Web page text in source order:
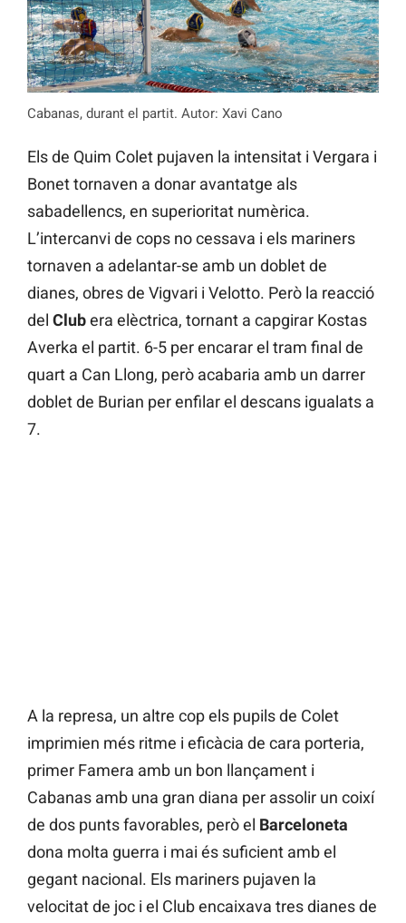
Cabanas, durant el partit. Autor: Xavi Cano
Els de Quim Colet pujaven la intensitat i Vergara i
Bonet tornaven a donar avantatge als
sabadellencs, en superioritat numèrica.
L’intercanvi de cops no cessava i els mariners
tornaven a adelantar-se amb un doblet de
dianes, obres de Vigvari i Velotto. Però la reacció
del Clubera elèctrica, tornant a capgirar Kostas
Averka el partit. 6-5 per encarar el tram final de
quart a Can Llong, però acabaria amb un darrer
doblet de Burian per enfilar el descans igualats a
7.
A la represa, un altre cop els pupils de Colet
imprimien més ritme i eficàcia de cara porteria,
primer Famera amb un bon llançament i
Cabanas amb una gran diana per assolir un coixí
de dos punts favorables, però el Barceloneta
dona molta guerra i mai és suficient amb el
gegant nacional. Els mariners pujaven la
velocitat de joc i el Club encaixava tres dianes de